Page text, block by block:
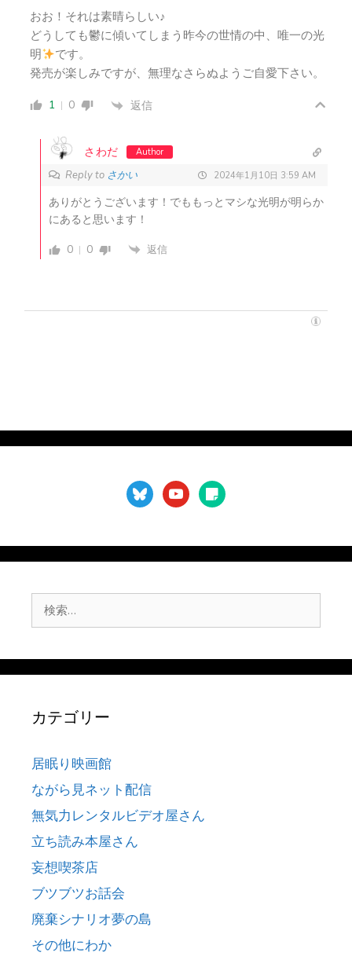
おお！それは素晴らしい♪
どうしても鬱に傾いてしまう昨今の世情の中、唯一の光
明
です。
発売が楽しみですが、無理なさらぬようご自愛下さい。
1 0 返信
さわだ Author
Reply to さかい 2024年1月10日 3:59 AM
ありがとうございます！でももっとマシな光明が明らか
にあると思います！
0
0 返信
blueskyyoutubesticky-
note
索:
カテゴリー
居眠り映画館
ながら見ネット配信
無気力レンタルビデオ屋さん
立ち読み本屋さん
妄想喫茶店
ブツブツお話会
廃棄シナリオ夢の島
その他にわか